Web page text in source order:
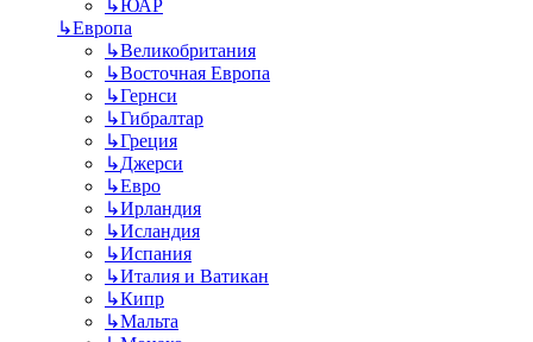
↳ЮАР
↳Европа
↳Великобритания
↳Восточная Европа
↳Гернси
↳Гибралтар
↳Греция
↳Джерси
↳Евро
↳Ирландия
↳Исландия
↳Испания
↳Италия и Ватикан
↳Кипр
↳Мальта